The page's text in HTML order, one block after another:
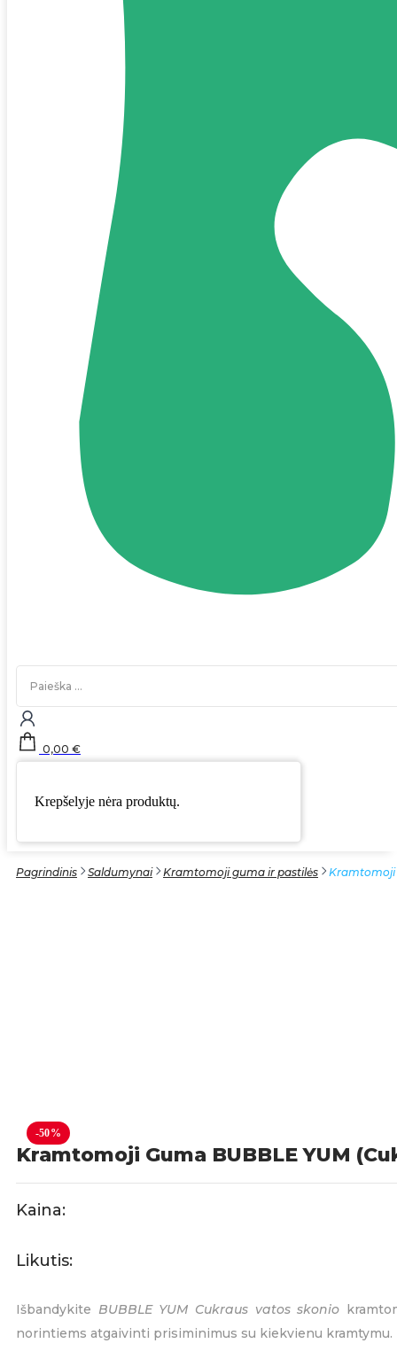
Search
0,00 €
Krepšelyje nėra produktų.
Pagrindinis Saldumynai Kramtomoji guma ir pastilės Kramtomoji
-50%
Kramtomoji Guma BUBBLE YUM
Kaina:
Likutis:
Išbandykite BUBBLE YUM Cukraus vatos skonio
norintiems atgaivinti prisiminimus su kiekvienu kramtymu.